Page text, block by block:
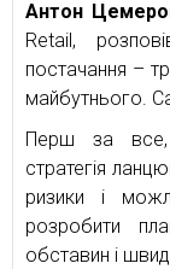
Антон
Retail,
постачання –
майбутнього.
Перш за все,
стратегія
ризики і
розробити
обставин і